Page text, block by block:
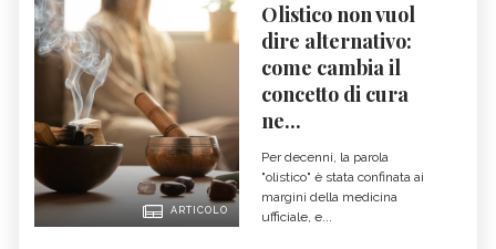
ARTICOLO
Olistico non vuol
dire alternativo:
come cambia il
concetto di cura
ne...
Per decenni, la parola
"olistico" è stata confinata ai
margini della medicina
ufficiale, e...